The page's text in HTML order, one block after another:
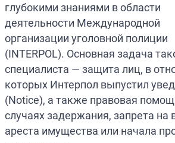
глубокими знаниями в области
деятельности Международной
организации уголовной полиции
(INTERPOL). Основная задача
специалиста — защита лиц, в
которых Интерпол выпустил
(Notice), а также правовая
случаях задержания, запрета на
ареста имущества или начала